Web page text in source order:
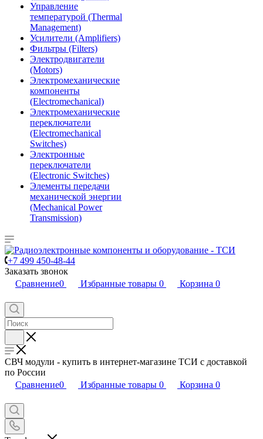
Управление
температурой (Thermal
Management)
Усилители (Amplifiers)
Фильтры (Filters)
Электродвигатели
(Motors)
Электромеханические
компоненты
(Electromechanical)
Электромеханические
переключатели
(Electromechanical
Switches)
Электронные
переключатели
(Electronic Switches)
Элементы передачи
механической энергии
(Mechanical Power
Transmission)
+7 499 450-48-44
Заказать звонок
Сравнение0 Избранные товары 0 Корзина 0
СВЧ модули - купить в интернет-магазине ТСИ с доставкой
по России
Сравнение0 Избранные товары 0 Корзина 0